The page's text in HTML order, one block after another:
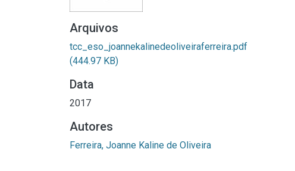
Arquivos
tcc_eso_joannekalinedeoliveiraferreira.pdf
(444.97 KB)
Data
2017
Autores
Ferreira, Joanne Kaline de Oliveira